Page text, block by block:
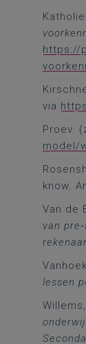
https://
via
Proev.
model/
know.
Van de
van
lessen